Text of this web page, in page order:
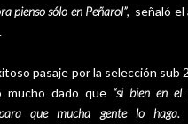
pienso sólo en Peñarol”, señaló
pasaje por la selección sub
mucho dado que “si bien en
que mucha gente lo haga.